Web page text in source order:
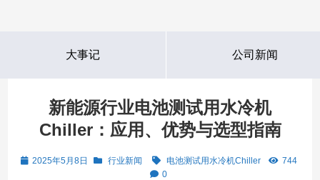
大事记 公司新闻
新能源行业电池测试用水冷机
Chiller：应用、优势与选型指南
2025年5月8日 行业新闻 电池测试用水冷机Chiller
744
0